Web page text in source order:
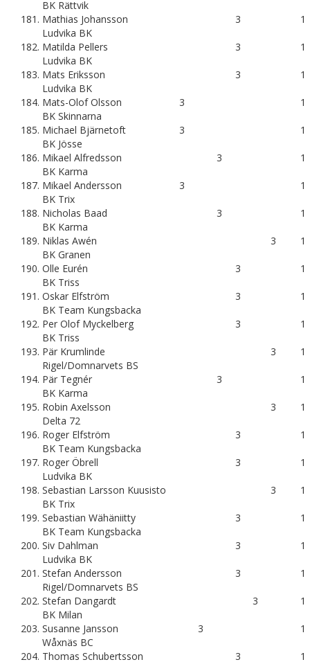
BK Rättvik
181. Mathias Johansson
Ludvika BK
3 1
182. Matilda Pellers
Ludvika BK
3 1
183. Mats Eriksson
Ludvika BK
3 1
184. Mats-Olof Olsson
BK Skinnarna
3 1
185. Michael Bjärnetoft
BK Jösse
3 1
186. Mikael Alfredsson
BK Karma
3 1
187. Mikael Andersson
BK Trix
3 1
188. Nicholas Baad
BK Karma
3 1
189. Niklas Awén
BK Granen
3 1
190. Olle Eurén
BK Triss
3 1
191. Oskar Elfström
BK Team Kungsbacka
3 1
192. Per Olof Myckelberg
BK Triss
3 1
193. Pär Krumlinde
Rigel/Domnarvets BS
3 1
194. Pär Tegnér
BK Karma
3 1
195. Robin Axelsson
Delta 72
3 1
196. Roger Elfström
BK Team Kungsbacka
3 1
197. Roger Öbrell
Ludvika BK
3 1
198. Sebastian Larsson Kuusisto
BK Trix
3 1
199. Sebastian Wähäniitty
BK Team Kungsbacka
3 1
200. Siv Dahlman
Ludvika BK
3 1
201. Stefan Andersson
Rigel/Domnarvets BS
3 1
202. Stefan Dangardt
BK Milan
3 1
203. Susanne Jansson
Wåxnäs BC
3 1
204. Thomas Schubertsson 3 1